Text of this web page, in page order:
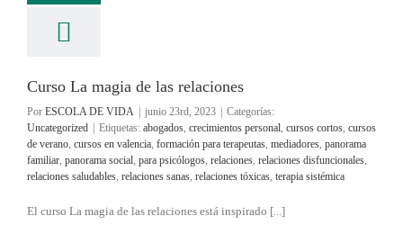
Curso La magia de las relaciones
Por ESCOLA DE VIDA junio 23rd, 2023
Categorías:
Uncategorized
Etiquetas: abogados, crecimientos personal, cursos cortos, cursos
de verano, cursos en valencia, formación para terapeutas, mediadores, panorama
familiar, panorama social, para psicólogos, relaciones, relaciones disfuncionales,
relaciones saludables, relaciones sanas, relaciones tóxicas, terapia sistémica
El curso La magia de las relaciones está inspirado [...]